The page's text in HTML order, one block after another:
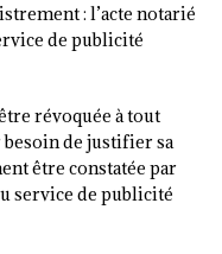
: l’acte notarié
de publicité
révoquée à tout
de justifier sa
être constatée par
service de publicité